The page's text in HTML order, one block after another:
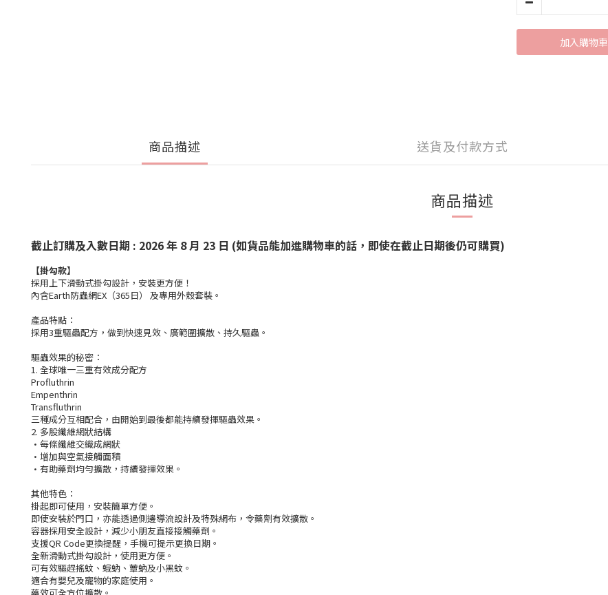
加入購物車
商品描述 送貨及付款方式
商品描述
截止訂購及入數日期 : 2026 年 8 月 23 日 (如貨品能加進購物車的話，即使在截止日期後仍可購買)
【掛勾款】
採用上下滑動式掛勾設計，安裝更方便！
內含Earth防蟲網EX（365日） 及專用外殼套裝。
產品特點：
採用3重驅蟲配方，做到快速見效、廣範圍擴散、持久驅蟲。
驅蟲效果的秘密：
1. 全球唯一三重有效成分配方
Profluthrin
Empenthrin
Transfluthrin
三種成分互相配合，由開始到最後都能持續發揮驅蟲效果。
2. 多股纖維網狀結構
· 每條纖維交織成網狀
· 增加與空氣接觸面積
· 有助藥劑均勻擴散，持續發揮效果。
其他特色：
掛起即可使用，安裝簡單方便。
即使安裝於門口，亦能透過側邊導流設計及特殊網布，令藥劑有效擴散。
容器採用安全設計，減少小朋友直接接觸藥劑。
支援QR Code更換提醒，手機可提示更換日期。
全新滑動式掛勾設計，使用更方便。
可有效驅趕搖蚊、蛾蚋、蕈蚋及小黑蚊。
適合有嬰兒及寵物的家庭使用。